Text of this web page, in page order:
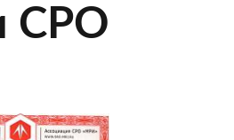
СРО